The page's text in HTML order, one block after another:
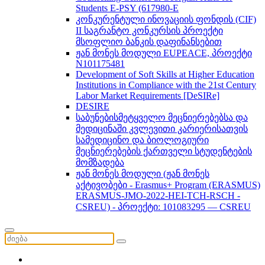
Students E-PSY (617980-E
კონკურენტული ინოვაციის ფონდის (CIF)
II საგრანტო კონკურსის პროექტი
მსოფლიო ბანკის დაფინანსებით
ჟან მონეს მოდული EUPEACE, პროექტი
N101175481
Development of Soft Skills at Higher Education
Institutions in Compliance with the 21st Century
Labor Market Requirements [DeSIRe]
DESIRE
საბუნებისმეტყველო მეცნიერებებსა და
მედიცინაში კვლევითი კარიერისათვის
სამედიცინო და ბიოლოგიური
მეცნიერებების ქართველი სტუდენტების
მომზადება
ჟან მონეს მოდული (ჟან მონეს
აქტივობები - Erasmus+ Program (ERASMUS)
ERASMUS-JMO-2022-HEI-TCH-RSCH -
CSREU) - პროექტი: 101083295 — CSREU